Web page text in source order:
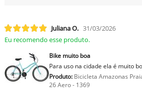
Juliana O. 31/03/2026
Eu recomendo esse produto.
Bike muito boa
Para uso na cidade ela é muito
Produto:Bicicleta Amazonas
26 Aero - 1369